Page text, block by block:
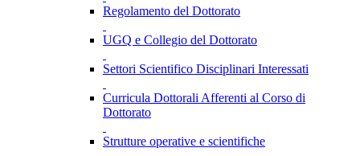
Regolamento del Dottorato
UGQ e Collegio del Dottorato
Settori Scientifico Disciplinari Interessati
Curricula Dottorali Afferenti al Corso di
Dottorato
Strutture operative e scientifiche